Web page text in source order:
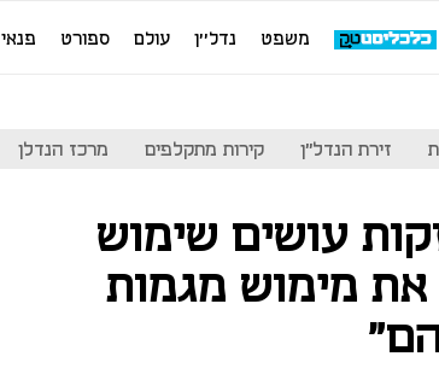
משפט נדל''ן עולם ספורט פנאי
זירת הנדל"ן קירות מתקלפים מרכז הנדלן
עושים שימוש
מימוש מגמות